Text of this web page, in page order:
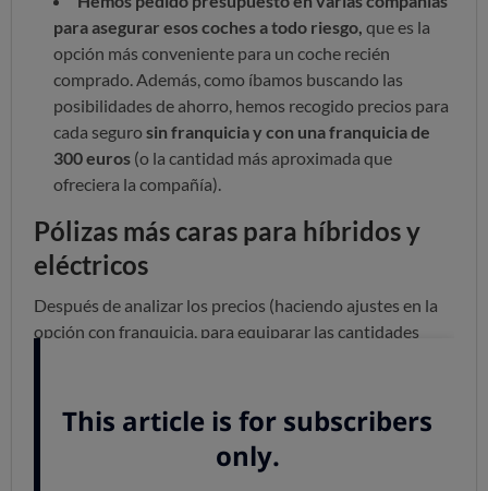
para asegurar esos coches a todo riesgo, que es la
opción más conveniente para un coche recién
comprado. Además, como íbamos buscando las
posibilidades de ahorro, hemos recogido precios para
cada seguro sin franquicia y con una franquicia de
300 euros (o la cantidad más aproximada que
ofreciera la compañía).
Pólizas más caras para híbridos y
eléctricos
Después de analizar los precios (haciendo ajustes en la
opción con franquicia, para equiparar las cantidades
híbrido son un 15% más caras que las primas del
(un 11% en la opción con